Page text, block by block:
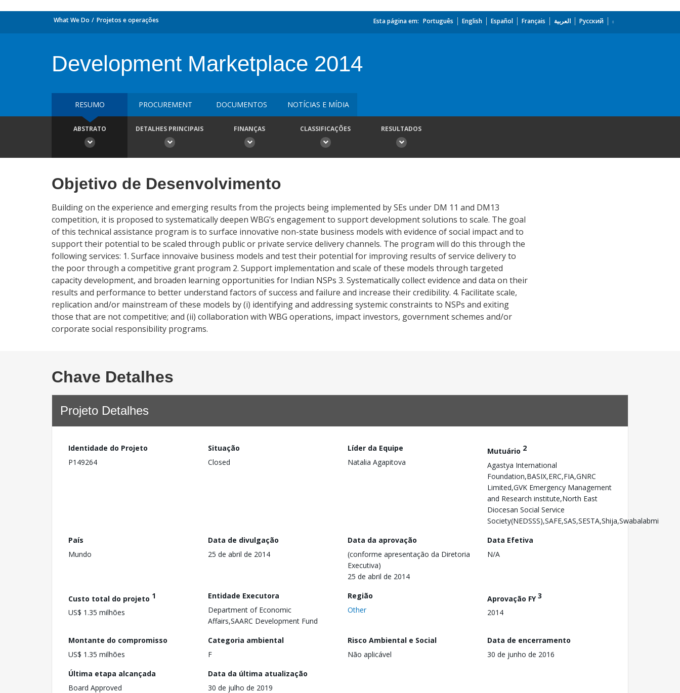
What We Do Projetos e operações Esta página em: Português English Español Français العربية Русский
Development Marketplace 2014
RESUMO PROCUREMENT DOCUMENTOS NOTÍCIAS E MÍDIA
ABSTRATO DETALHES PRINCIPAIS FINANÇAS CLASSIFICAÇÕES RESULTADOS
Objetivo de Desenvolvimento
Building on the experience and emerging results from the projects being implemented by SEs under DM 11 and DM13
competition, it is proposed to systematically deepen WBG’s engagement to support development solutions to scale. The goal
of this technical assistance program is to surface innovative non-state business models with evidence of social impact and to
support their potential to be scaled through public or private service delivery channels. The program will do this through the
following services: 1. Surface innovaive business models and test their potential for improving results of service delivery to
the poor through a competitive grant program 2. Support implementation and scale of these models through targeted
capacity development, and broaden learning opportunities for Indian NSPs 3. Systematically collect evidence and data on their
results and performance to better understand factors of success and failure and increase their credibility. 4. Facilitate scale,
replication and/or mainstream of these models by (i) identifying and addressing systemic constraints to NSPs and exiting
those that are not competitive; and (ii) collaboration with WBG operations, impact investors, government schemes and/or
corporate social responsibility programs.
Chave Detalhes
Projeto Detalhes
Identidade do Projeto
P149264
Situação
Closed
Líder da Equipe
Natalia Agapitova
Mutuário 2
Agastya International
Foundation,BASIX,ERC,FIA,GNRC
Limited,GVK Emergency Management
and Research institute,North East
Diocesan Social Service
Society(NEDSSS),SAFE,SAS,SESTA,Shija,Swabalabmi
País
Mundo
Data de divulgação
25 de abril de 2014
Data da aprovação
(conforme apresentação da Diretoria
Executiva)
25 de abril de 2014
Data Efetiva
N/A
Custo total do projeto 1
US$ 1.35 milhões
Entidade Executora
Department of Economic
Affairs,SAARC Development Fund
Região
Other
Aprovação FY3
2014
Montante do compromisso
US$ 1.35 milhões
Categoria ambiental
F
Risco Ambiental e Social
Não aplicável
Data de encerramento
30 de junho de 2016
Última etapa alcançada
Board Approved
Data da última atualização
30 de julho de 2019